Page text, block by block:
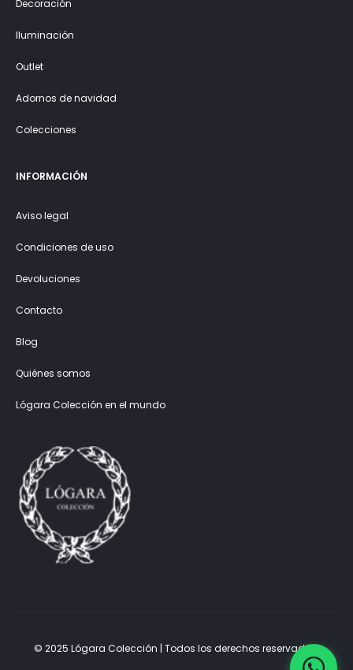
Decoración
Iluminación
Outlet
Adornos de navidad
Colecciones
INFORMACIÓN
Aviso legal
Condiciones de uso
Devoluciones
Contacto
Blog
Quiénes somos
Lógara Colección en el mundo
© 2025 Lógara Colección | Todos los derechos reservados.